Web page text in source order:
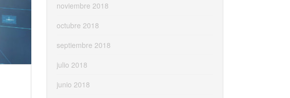
noviembre 2018
octubre 2018
septiembre 2018
julio 2018
junio 2018